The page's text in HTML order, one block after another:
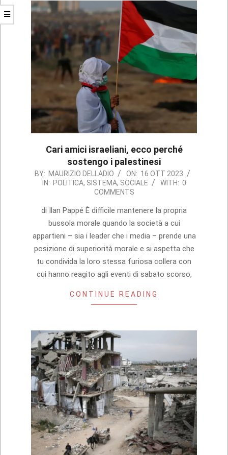
Cari amici israeliani, ecco perché
sostengo i palestinesi
2023-
BY: MAURIZIO DELLADIO ON: 16 OTT 2023
IN: POLITICA, SISTEMA, SOCIALE WITH: 0
COMMENTS
di Ilan Pappé È difficile mantenere la propria
bussola morale quando la società a cui
appartieni – sia i leader che i media – prende una
posizione di superiorità morale e si aspetta che
tu condivida la loro stessa furiosa collera con
cui hanno reagito agli eventi di sabato scorso,
CONTINUE READING